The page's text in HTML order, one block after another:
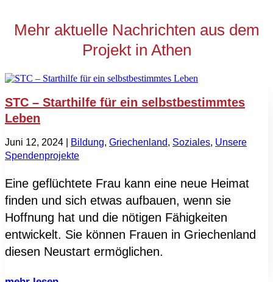
Mehr aktuelle Nachrichten aus dem
Projekt in Athen
STC – Starthilfe für ein selbstbestimmtes
Leben
Juni 12, 2024 Bildung, Griechenland, Soziales, Unsere
Spendenprojekte
Eine geflüchtete Frau kann eine neue Heimat
finden und sich etwas aufbauen, wenn sie
Hoffnung hat und die nötigen Fähigkeiten
entwickelt. Sie können Frauen in Griechenland
diesen Neustart ermöglichen.